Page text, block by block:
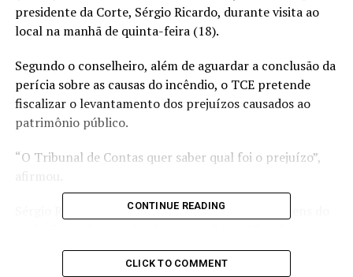
presidente da Corte, Sérgio Ricardo, durante visita ao
local na manhã de quinta-feira (18).
Segundo o conselheiro, além de aguardar a conclusão da
perícia sobre as causas do incêndio, o TCE pretende
fiscalizar o levantamento dos prejuízos causados ao
patrimônio público.
“O Tribunal de Contas quer saber qual foi o prejuízo”,
Sérgio Ricardo relatou ter acompanhado as imagens do
estranhado a rapidez com que o fogo se espalhou pelos
barracões atingidos.
CONTINUE READING
CLICK TO COMMENT